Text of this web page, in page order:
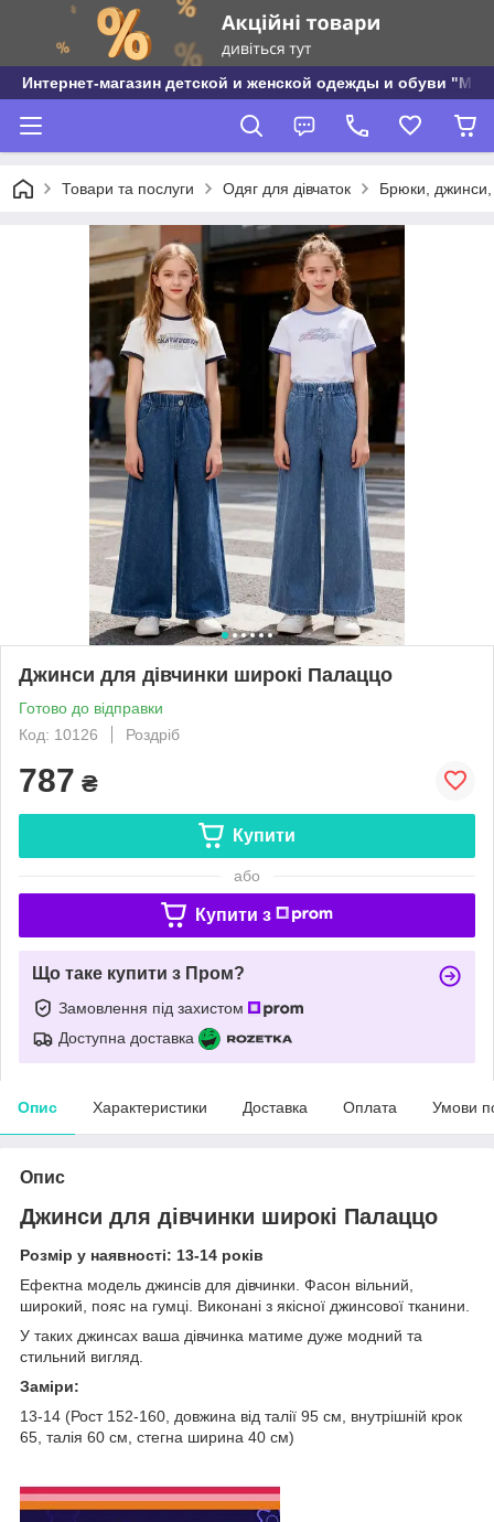
Интернет-магазин детской и женской одежды и обуви
Товари та послуги Одяг для дівчаток Брюки, джинси,
Джинси для дівчинки широкі Палаццо
Готово до відправки
Код: 10126
Роздріб
787 ₴
Купити
або
Купити з
Що таке купити з Пром?
Замовлення під захистом
Доступна доставка
Опис Характеристики Доставка Оплата Умови
Опис
Джинси для дівчинки широкі Палаццо
Розмір у наявності: 13-14 років
Ефектна модель джинсів для дівчинки. Фасон вільний,
широкий, пояс на гумці. Виконані з якісної джинсової тканини.
У таких джинсах ваша дівчинка матиме дуже модний та
стильний вигляд.
Заміри:
13-14 (Рост 152-160, довжина від талії 95 см, внутрішній крок
65, талія 60 см, стегна ширина 40 см)